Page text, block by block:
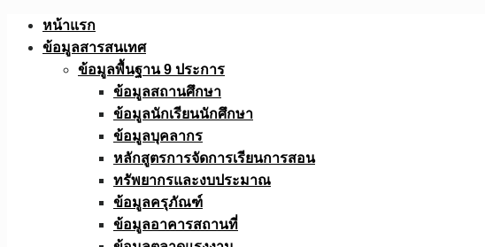
Skip
หน้าแรก
ข้อมูลสารสนเทศ
ข้อมูลพื้นฐาน 9 ประการ
ข้อมูลสถานศึกษา
ข้อมูลนักเรียนนักศึกษา
ข้อมูลบุคลากร
หลักสูตรการจัดการเรียนการสอน
ทรัพยากรและงบประมาณ
ข้อมูลครุภัณฑ์
ข้อมูลอาคารสถานที่